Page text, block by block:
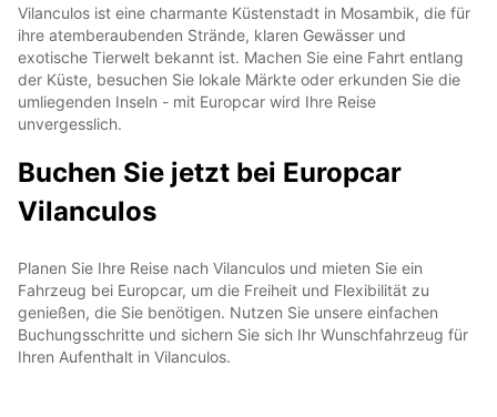
Vilanculos ist eine charmante Küstenstadt in Mosambik, die für
ihre atemberaubenden Strände, klaren Gewässer und
exotische Tierwelt bekannt ist. Machen Sie eine Fahrt entlang
der Küste, besuchen Sie lokale Märkte oder erkunden Sie die
umliegenden Inseln - mit Europcar wird Ihre Reise
unvergesslich.
Buchen Sie jetzt bei Europcar
Vilanculos
Planen Sie Ihre Reise nach Vilanculos und mieten Sie ein
Fahrzeug bei Europcar, um die Freiheit und Flexibilität zu
genießen, die Sie benötigen. Nutzen Sie unsere einfachen
Buchungsschritte und sichern Sie sich Ihr Wunschfahrzeug für
Ihren Aufenthalt in Vilanculos.